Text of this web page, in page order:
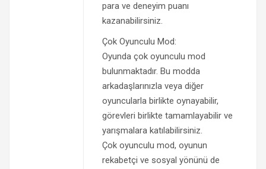
para ve deneyim puanı
kazanabilirsiniz.
Çok Oyunculu Mod:
Oyunda çok oyunculu mod
bulunmaktadır. Bu modda
arkadaşlarınızla veya diğer
oyuncularla birlikte oynayabilir,
görevleri birlikte tamamlayabilir ve
yarışmalara katılabilirsiniz.
Çok oyunculu mod, oyunun
rekabetçi ve sosyal yönünü de